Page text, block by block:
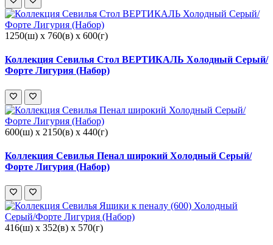
1250(ш) x 760(в) x 600(г)
Коллекция Севилья Стол ВЕРТИКАЛЬ Холодный Серый/
Форте Лигурия (Набор)
600(ш) x 2150(в) x 440(г)
Коллекция Севилья Пенал широкий Холодный Серый/
Форте Лигурия (Набор)
416(ш) x 352(в) x 570(г)